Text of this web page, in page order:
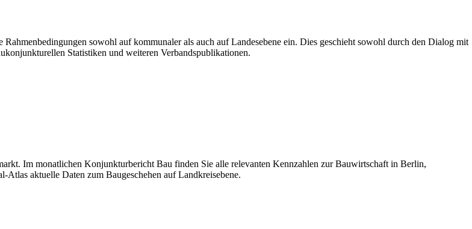
sowohl auf kommunaler als auch auf Landesebene ein. Dies geschieht sowohl durch den Dialog mit
Statistiken und weiteren Verbandspublikationen.
Im monatlichen Konjunkturbericht Bau finden Sie alle relevanten Kennzahlen zur Bauwirtschaft in Berlin,
aktuelle Daten zum Baugeschehen auf Landkreisebene.